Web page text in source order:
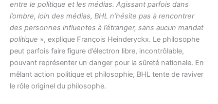
entre le politique et les médias. Agissant parfois dans
l’ombre, loin des médias, BHL n’hésite pas à rencontrer
des personnes influentes à l’étranger, sans aucun mandat
politique », explique François Heinderyckx. Le philosophe
peut parfois faire figure d’électron libre, incontrôlable,
pouvant représenter un danger pour la sûreté nationale. En
mêlant action politique et philosophie, BHL tente de raviver
le rôle originel du philosophe.